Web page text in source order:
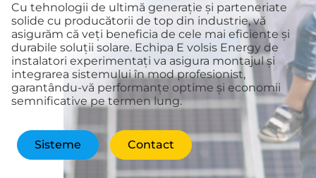
Cu tehnologii de ultimă generație și parteneriate
solide cu producătorii de top din industrie, vă
asigurăm că veți beneficia de cele mai eficiente și
durabile soluții solare. Echipa E volsis Energy de
instalatori experimentați va asigura montajul și
integrarea sistemului în mod profesionist,
garantându-vă performanțe optime și economii
semnificative pe termen lung.
Sisteme Contact